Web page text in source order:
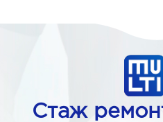
Стаж